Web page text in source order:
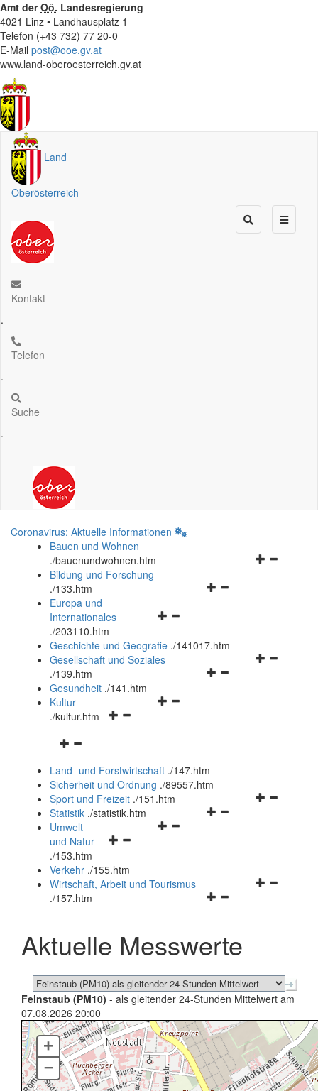
Amt derOö. Landesregierung
4021 Linz • Landhausplatz 1
Telefon (+43 732) 77 20-0
E-Mail post@ooe.gv.at
www.land-oberoesterreich.gv.at
Land
Oberösterreich
Kontakt
.
Telefon
.
Suche
.
Coronavirus: Aktuelle Informationen
Bauen und Wohnen
./bauenundwohnen.htm
Navigationsmenü
Bildung und Forschung
./133.htm
Navigationsmenü
und
schließen
Europa und
Internationales
./203110.htm
Geschichte und Geografie ./141017.htm
Navigationsmenü
Gesellschaft und Soziales
./139.htm
Navigationsmenü
Gesundheit ./141.htm
Navigationsmenü
Kultur
./kultur.htm
Navigationsmenü
und
schließen
Land- und Forstwirtschaft ./147.htm
Sicherheit und Ordnung ./89557.htm
Navigationsmenü
Sport und Freizeit ./151.htm
Navigationsmenü
Statistik ./statistik.htm
Navigationsmenü
und
schließen
Umwelt
und Natur
./153.htm
Verkehr ./155.htm
Navigationsmenü
schließen
Wirtschaft, Arbeit und Tourismus
./157.htm
Aktuelle Messwerte
Feinstaub (PM10) - als gleitender 24-Stunden Mittelwert am
07.08.2026 20:00
+
–